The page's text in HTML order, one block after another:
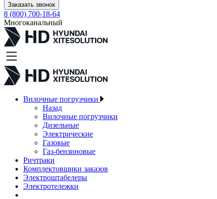
Заказать звонок
8 (800) 700-18-64
Многоканальный
Вилочные погрузчики
Назад
Вилочные погрузчики
Дизельные
Электрические
Газовые
Газ-бензиновые
Ричтраки
Комплектовщики заказов
Электроштабелеры
Электротележки